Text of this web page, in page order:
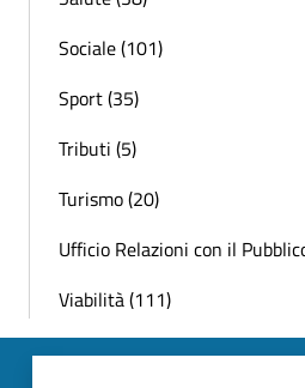
Sociale (101)
Sport (35)
Tributi (5)
Turismo (20)
Ufficio Relazioni con il
Viabilità (111)